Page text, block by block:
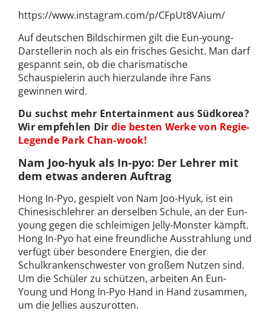
https://www.instagram.com/p/CFpUt8VAium/
Auf deutschen Bildschirmen gilt die Eun-young-
Darstellerin noch als ein frisches Gesicht. Man darf
gespannt sein, ob die charismatische
Schauspielerin auch hierzulande ihre Fans
gewinnen wird.
Du suchst mehr Entertainment aus Südkorea?
Wir empfehlen Dir die besten Werke von Regie-
Legende Park Chan-wook!
Nam Joo-hyuk als In-pyo: Der Lehrer mit
dem etwas anderen Auftrag
Hong In-Pyo, gespielt von Nam Joo-Hyuk, ist ein
Chinesischlehrer an derselben Schule, an der Eun-
young gegen die schleimigen Jelly-Monster kämpft.
Hong In-Pyo hat eine freundliche Ausstrahlung und
verfügt über besondere Energien, die der
Schulkrankenschwester von großem Nutzen sind.
Um die Schüler zu schützen, arbeiten An Eun-
Young und Hong In-Pyo Hand in Hand zusammen,
um die Jellies auszurotten.